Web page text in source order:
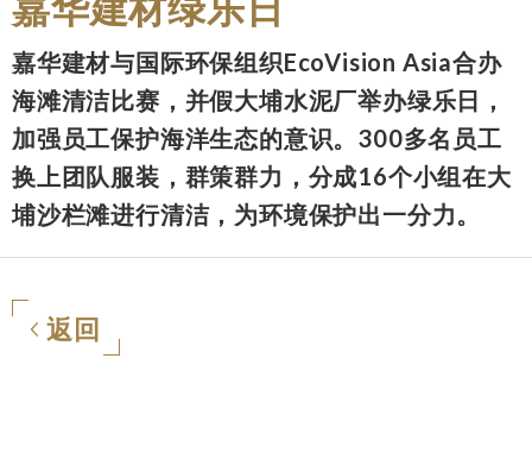
嘉华建材与国际环保组织EcoVision Asia合办
海滩清洁比赛，并假大埔水泥厂举办绿乐日，
加强员工保护海洋生态的意识。300多名员工
换上团队服装，群策群力，分成16个小组在大
埔沙栏滩进行清洁，为环境保护出一分力。
返回